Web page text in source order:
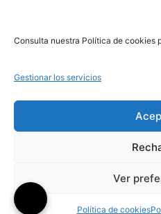
Consulta nuestra Política de cookies
Gestionar los servicios
Ver
Política de cookies
Aviso
Política
Política de